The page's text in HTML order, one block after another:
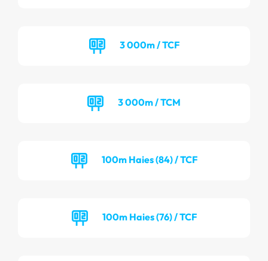
3 000m / TCF
3 000m / TCM
100m Haies (84) / TCF
100m Haies (76) / TCF